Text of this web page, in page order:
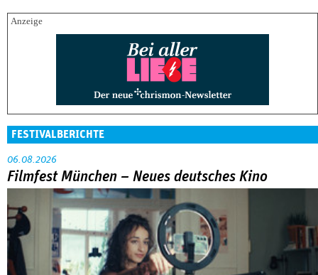
FESTIVALBERICHTE
06.08.2026
Filmfest München – Neues deutsches Kino